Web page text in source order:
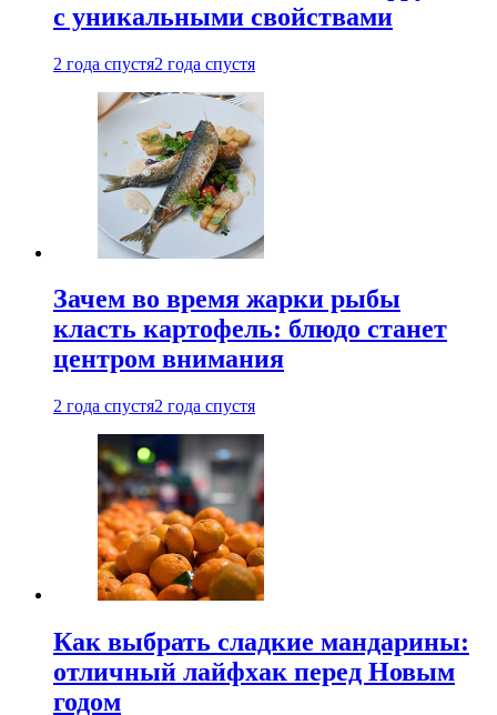
с уникальными свойствами
2 года спустя2 года спустя
Зачем во время жарки рыбы
класть картофель: блюдо станет
центром внимания
2 года спустя2 года спустя
Как выбрать сладкие мандарины:
отличный лайфхак перед Новым
годом